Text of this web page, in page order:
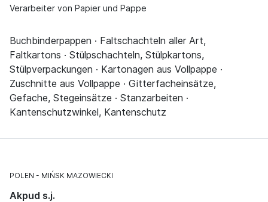
Verarbeiter von Papier und Pappe
Buchbinderpappen · Faltschachteln aller Art,
Faltkartons · Stülpschachteln, Stülpkartons,
Stülpverpackungen · Kartonagen aus Vollpappe ·
Zuschnitte aus Vollpappe · Gitterfacheinsätze,
Gefache, Stegeinsätze · Stanzarbeiten ·
Kantenschutzwinkel, Kantenschutz
POLEN MIŃSK MAZOWIECKI
Akpud s.j.